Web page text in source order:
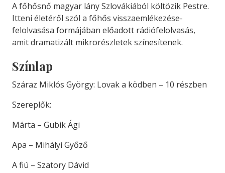
A főhősnő magyar lány Szlovákiából költözik Pestre.
Itteni életéről szól a főhős visszaemlékezése-
felolvasása formájában előadott rádiófelolvasás,
amit dramatizált mikrorészletek színesítenek.
Színlap
Száraz Miklós György: Lovak a ködben – 10 részben
Szereplők:
Márta – Gubik Ági
Apa – Mihályi Győző
A fiú – Szatory Dávid